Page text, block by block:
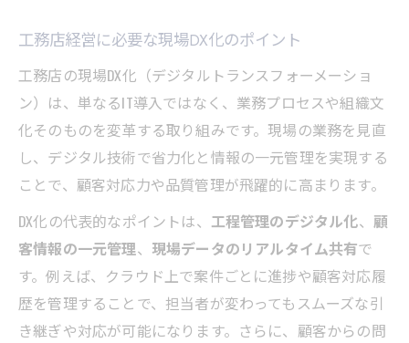
工務店経営に必要な現場DX化のポイント
工務店の現場DX化（デジタルトランスフォーメーショ
ン）は、単なるIT導入ではなく、業務プロセスや組織文
化そのものを変革する取り組みです。現場の業務を見直
し、デジタル技術で省力化と情報の一元管理を実現する
ことで、顧客対応力や品質管理が飛躍的に高まります。
DX化の代表的なポイントは、 工程管理のデジタル化、 顧
客情報の一元管理、 現場データのリアルタイム共有で
す。例えば、クラウド上で案件ごとに進捗や顧客対応履
歴を管理することで、担当者が変わってもスムーズな引
き継ぎや対応が可能になります。さらに、顧客からの問